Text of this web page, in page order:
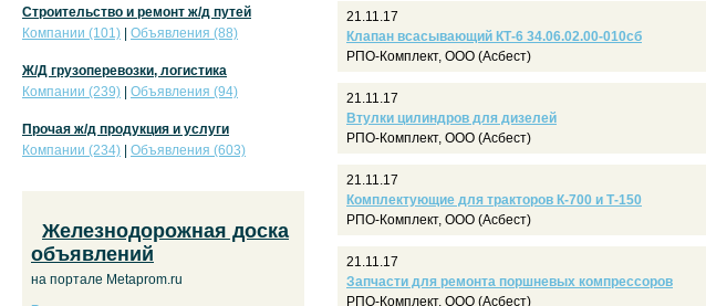
21.11.17
Клапан всасывающий КТ-6 34.06.02.00-010сб
РПО-Комплект, ООО (Асбест)
21.11.17
Втулки цилиндров для дизелей
РПО-Комплект, ООО (Асбест)
21.11.17
Комплектующие для тракторов К-700 и Т-150
РПО-Комплект, ООО (Асбест)
21.11.17
Запчасти для ремонта поршневых компрессоров
РПО-Комплект, ООО (Асбест)
Строительство и ремонт ж/д путей
Компании (101)
Объявления (88)
Ж/Д грузоперевозки, логистика
Компании (239)
Объявления (94)
Прочая ж/д продукция и услуги
Компании (234)
Объявления (603)
Железнодорожная доска
объявлений
на портале Metaprom.ru